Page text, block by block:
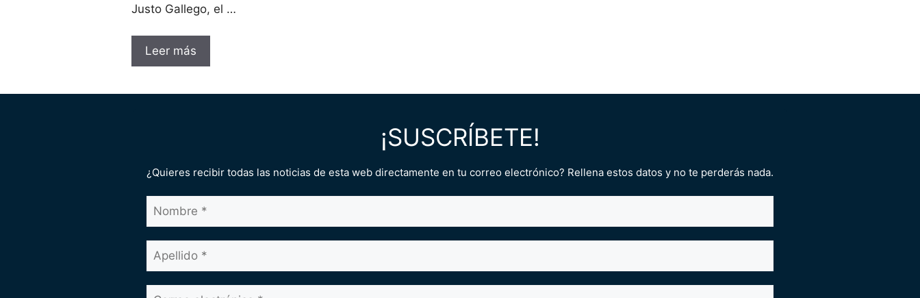
Justo Gallego, el …
Leer más
¡SUSCRÍBETE!
¿Quieres recibir todas las noticias de esta web directamente en tu correo electrónico? Rellena estos datos y no te perderás nada.